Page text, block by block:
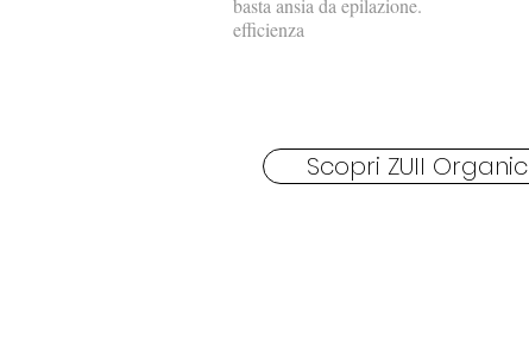
basta ansia da epilazione.
efficienza
Scopri ZUII Organic